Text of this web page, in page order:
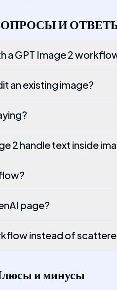
И
a GPT Image 2
an existing image?
2 handle text inside
page?
instead of
и минусы